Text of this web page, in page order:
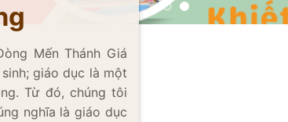
Mến Thánh Giá
giáo dục là một
Từ đó, chúng tôi
nghĩa là giáo dục